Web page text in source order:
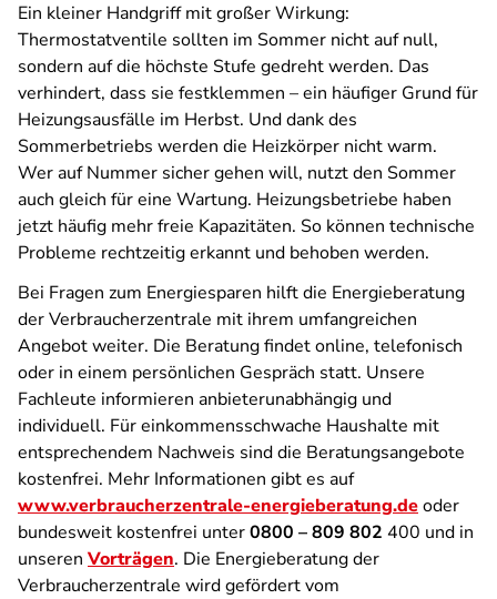
Ein kleiner Handgriff mit großer Wirkung:
Thermostatventile sollten im Sommer nicht auf null,
sondern auf die höchste Stufe gedreht werden. Das
verhindert, dass sie festklemmen – ein häufiger Grund für
Heizungsausfälle im Herbst. Und dank des
Sommerbetriebs werden die Heizkörper nicht warm.
Wer auf Nummer sicher gehen will, nutzt den Sommer
auch gleich für eine Wartung. Heizungsbetriebe haben
jetzt häufig mehr freie Kapazitäten. So können technische
Probleme rechtzeitig erkannt und behoben werden.
Bei Fragen zum Energiesparen hilft die Energieberatung
der Verbraucherzentrale mit ihrem umfangreichen
Angebot weiter. Die Beratung findet online, telefonisch
oder in einem persönlichen Gespräch statt. Unsere
Fachleute informieren anbieterunabhängig und
individuell. Für einkommensschwache Haushalte mit
entsprechendem Nachweis sind die Beratungsangebote
kostenfrei. Mehr Informationen gibt es auf
www.verbraucherzentrale-energieberatung.deoder
bundesweit kostenfrei unter0800 – 809 802 400 und in
unseren Vorträgen. Die Energieberatung der
Verbraucherzentrale wird gefördert vom